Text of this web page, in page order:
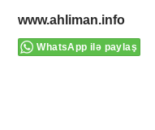
www.ahliman.info
WhatsApp ilə paylaş